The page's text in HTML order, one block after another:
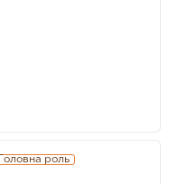
Головна роль